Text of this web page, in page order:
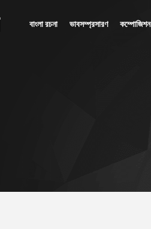
বাংলা রচনা ভাবসম্প্রসারণ কম্পোজিশন